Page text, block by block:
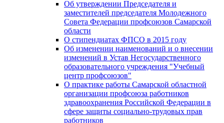
Об утверждении Председателя и
заместителей председателя Молодежного
Совета Федерации профсоюзов Самарской
области
О стипендиатах ФПСО в 2015 году
Об изменении наименований и о внесении
изменений в Устав Негосударственного
образовательного учреждения "Учебный
центр профсоюзов"
О практике работы Самарской областной
организации профсоюза работников
здравоохранения Российской Федерации в
сфере защиты социально-трудовых прав
работников